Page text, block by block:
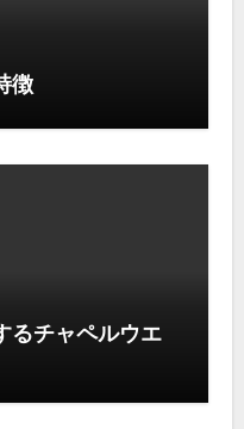
徴
るチャペルウエ